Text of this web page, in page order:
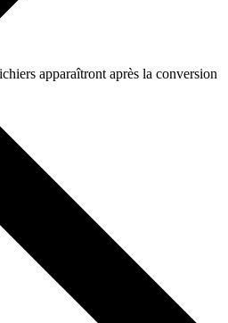
apparaîtront après la conversion